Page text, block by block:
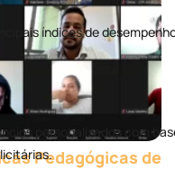
Pedagógicas de